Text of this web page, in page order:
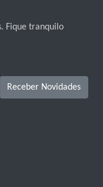
Fique tranquilo
Receber Novidades